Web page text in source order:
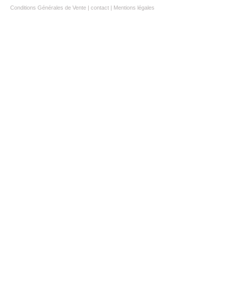
Conditions Générales de Vente | contact | Mentions légales